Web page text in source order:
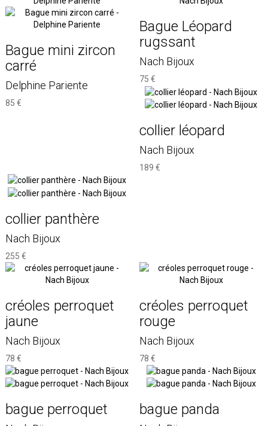
Bague mini zircon
carré
Delphine Pariente
85 €
Bague Léopard
rugssant
Nach Bijoux
75 €
collier léopard
Nach Bijoux
189 €
collier panthère
Nach Bijoux
255 €
créoles perroquet
jaune
Nach Bijoux
78 €
créoles perroquet
rouge
Nach Bijoux
78 €
bague perroquet bague panda